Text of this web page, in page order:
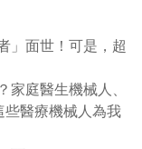
面世！可是，超
庭醫生機械人、
醫療機械人為我